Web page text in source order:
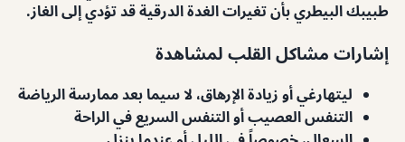
طبيبك البيطري بأن تغيرات الغدة الدرقية قد تؤدي إلى الغاز.
إشارات مشاكل القلب لمشاهدة
ليتهارغي أو زيادة الإرهاق، لا سيما بعد ممارسة الرياضة
التنفس العصيب أو التنفس السريع في الراحة